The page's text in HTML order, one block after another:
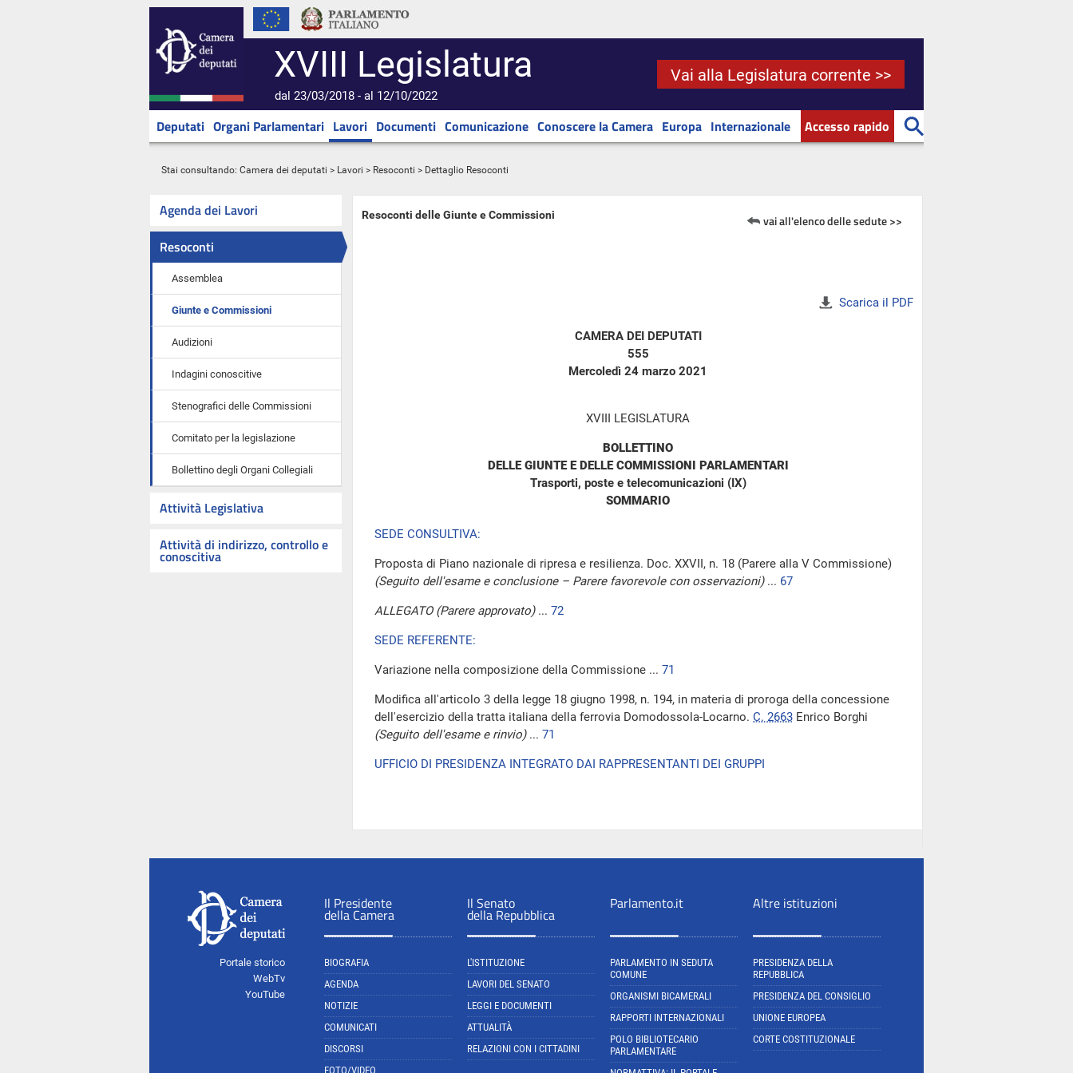
XVIII Legislatura
dal 23/03/2018 - al 12/10/2022
Vai alla Legislatura corrente >>
Deputati Organi Parlamentari Lavori Documenti Comunicazione Conoscere la Camera Europa Internazionale Accesso rapido
Stai consultando: Camera dei deputati > Lavori > Resoconti > Dettaglio Resoconti
Agenda dei Lavori
Resoconti
Assemblea
Giunte e Commissioni
Audizioni
Indagini conoscitive
Stenografici delle Commissioni
Comitato per la legislazione
Bollettino degli Organi Collegiali
Attività Legislativa
Attività di indirizzo, controllo e
conoscitiva
Resoconti delle Giunte e Commissioni vai all'elenco delle sedute >>
Scarica il PDF
CAMERA DEI DEPUTATI
555
Mercoledì 24 marzo 2021
XVIII LEGISLATURA
BOLLETTINO
DELLE GIUNTE E DELLE COMMISSIONI PARLAMENTARI
Trasporti, poste e telecomunicazioni (IX)
SOMMARIO
SEDE CONSULTIVA:
Proposta di Piano nazionale di ripresa e resilienza. Doc. XXVII, n. 18 (Parere alla V Commissione)
(Seguito dell'esame e conclusione – Parere favorevole con osservazioni)... 67
ALLEGATO (Parere approvato)... 72
SEDE REFERENTE:
Variazione nella composizione della Commissione ... 71
Modifica all'articolo 3 della legge 18 giugno 1998, n. 194, in materia di proroga della concessione
dell'esercizio della tratta italiana della ferrovia Domodossola-Locarno. C. 2663 Enrico Borghi
(Seguito dell'esame e rinvio)... 71
UFFICIO DI PRESIDENZA INTEGRATO DAI RAPPRESENTANTI DEI GRUPPI
Portale storico
WebTv
YouTube
Il Presidente
della Camera
BIOGRAFIA
AGENDA
NOTIZIE
COMUNICATI
DISCORSI
FOTO/VIDEO
Il Senato
della Repubblica
L'ISTITUZIONE
LAVORI DEL SENATO
LEGGI E DOCUMENTI
ATTUALITÀ
RELAZIONI CON I CITTADINI
Parlamento.it
PARLAMENTO IN SEDUTA
COMUNE
ORGANISMI BICAMERALI
RAPPORTI INTERNAZIONALI
POLO BIBLIOTECARIO
PARLAMENTARE
Altre istituzioni
PRESIDENZA DELLA
REPUBBLICA
PRESIDENZA DEL CONSIGLIO
UNIONE EUROPEA
CORTE COSTITUZIONALE